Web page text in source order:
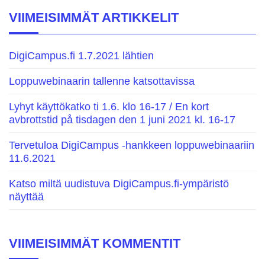
VIIMEISIMMÄT ARTIKKELIT
DigiCampus.fi 1.7.2021 lähtien
Loppuwebinaarin tallenne katsottavissa
Lyhyt käyttökatko ti 1.6. klo 16-17 / En kort
avbrottstid på tisdagen den 1 juni 2021 kl. 16-17
Tervetuloa DigiCampus -hankkeen loppuwebinaariin
11.6.2021
Katso miltä uudistuva DigiCampus.fi-ympäristö
näyttää
VIIMEISIMMÄT KOMMENTIT